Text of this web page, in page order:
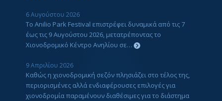
6 Αυγούστου 2026
Το Anilio Park Festival επιστρέφει δυναμικά από τις 7
έως τις 9 Αυγούστου 2026, μετατρέποντας το
Χιονοδρομικό Κέντρο Ανηλίου σε…
9 Απριλίου 2026
Καθώς η χιονοδρομική σεζόν πλησιάζει στο τέλος της,
περιορισμένες αλλά ενδιαφέρουσες επιλογές για
χιονοδρομία παραμένουν διαθέσιμες για το διάστημα